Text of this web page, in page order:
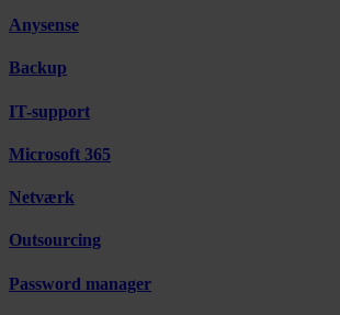
Anysense
Backup
IT-support
Microsoft 365
Netværk
Outsourcing
Password manager